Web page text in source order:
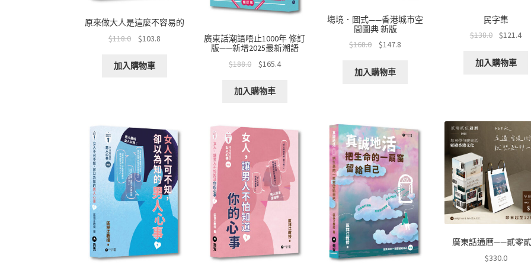
原來做大人是這麼不容易的
$118.0 $103.8
加入購物車
廣東話潮語唔止1000年 修訂
版——新增2025最新潮語
$188.0 $165.4
加入購物車
塲境．圖式——香港城市空
間圖典 新版
$168.0 $147.8
加入購物車
民字集
$138.0 $121.4
加入購物車
廣東話通曆——貳零
$330.0